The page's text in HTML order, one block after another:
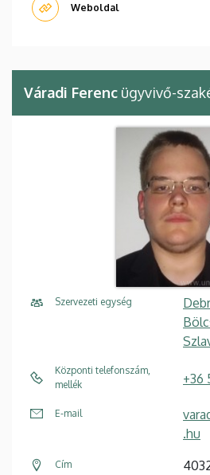
Weboldal
Váradi Ferenc ügyvivő-
Szervezeti egység
Központi telefonszám,
mellék
+36
E-mail
.hu
Cím